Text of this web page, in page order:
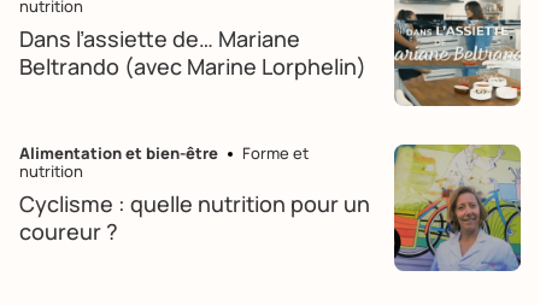
nutrition
Dans l’assiette de… Mariane
Beltrando (avec Marine Lorphelin)
Alimentation et bien-être
Forme et
nutrition
Cyclisme : quelle nutrition pour un
coureur ?